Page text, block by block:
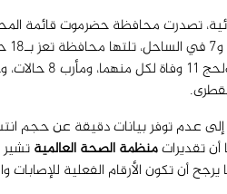
تصدرت محافظة حضرموت قائمة
محافظتا
عدم توفر بيانات دقيقة عن حجم
تقديراتمنظمة الصحة العالمية
يرجح أن تكون الأرقام الفعلية للإصابات